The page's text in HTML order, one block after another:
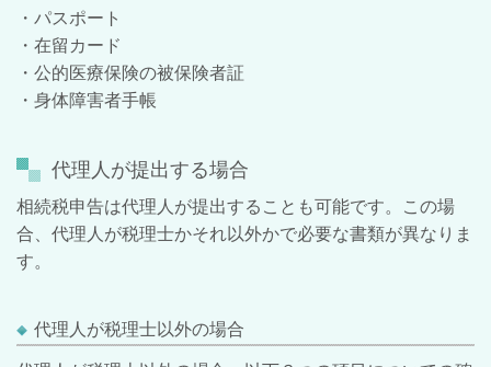
・パスポート
・在留カード
・公的医療保険の被保険者証
・身体障害者手帳
代理人が提出する場合
相続税申告は代理人が提出することも可能です。この場
合、代理人が税理士かそれ以外かで必要な書類が異なりま
す。
代理人が税理士以外の場合